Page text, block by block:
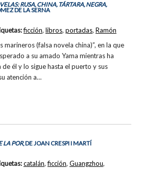
RUSA, CHINA, TÁRTARA, NEGRA,
DE LA SERNA
marineros (falsa novela china)”, en la que
a su amado Yama mientras ha
él y lo sigue hasta el puerto y sus
atención a…
ficción, libros, portadas, Ramón
LA POR, DE JOAN CRESPI I MARTÍ
catalán,ficción, Guangzhou,